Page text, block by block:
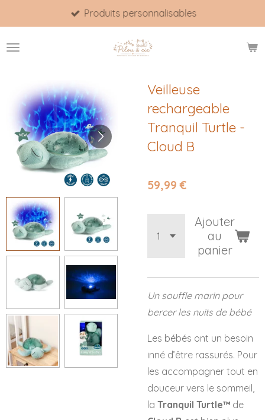
au
contenu
Produits personnalisables
Veilleuse
rechargeable
Tranquil Turtle -
Cloud B
59,99 €
Ajouter
au
panier
Un souffle marin pour
bercer les nuits de bébé
Les bébés ont un besoin
inné d’être rassurés. Pour
les accompagner tout en
douceur vers le sommeil,
la Tranquil Turtle™ de